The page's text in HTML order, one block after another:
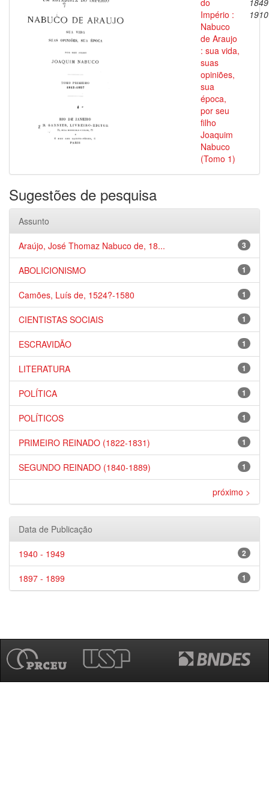
do
Império :
Nabuco
de Araujo
: sua vida,
suas
opiniões,
sua
época,
por seu
filho
Joaquim
Nabuco
(Tomo 1)
1910
Sugestões de pesquisa
Assunto
3
Araújo, José Thomaz Nabuco de, 18...
1
ABOLICIONISMO
1
Camões, Luís de, 1524?-1580
1
CIENTISTAS SOCIAIS
1
ESCRAVIDÃO
1
LITERATURA
1
POLÍTICA
1
POLÍTICOS
1
PRIMEIRO REINADO (1822-1831)
1
SEGUNDO REINADO (1840-1889)
próximo >
Data de Publicação
2
1940 - 1949
1
1897 - 1899